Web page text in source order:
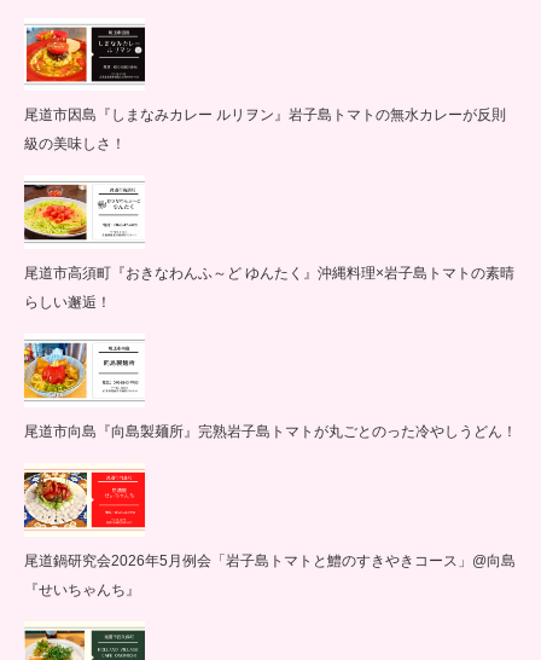
尾道市因島『しまなみカレー ルリヲン』岩子島トマトの無水カレーが反則
級の美味しさ！
尾道市高須町『おきなわんふ～ど ゆんたく』沖縄料理×岩子島トマトの素晴
らしい邂逅！
尾道市向島『向島製麺所』完熟岩子島トマトが丸ごとのった冷やしうどん！
尾道鍋研究会2026年5月例会「岩子島トマトと鱧のすきやきコース」@向島
『せいちゃんち』